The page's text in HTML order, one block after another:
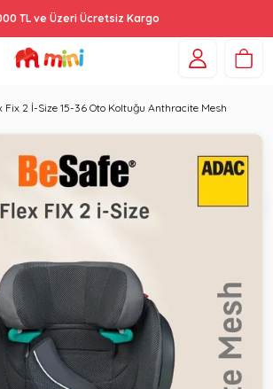
TL ve Üzeri Ücretsiz Kargo
Fix 2 İ-Size 15-36 Oto Koltuğu Anthracite Mesh